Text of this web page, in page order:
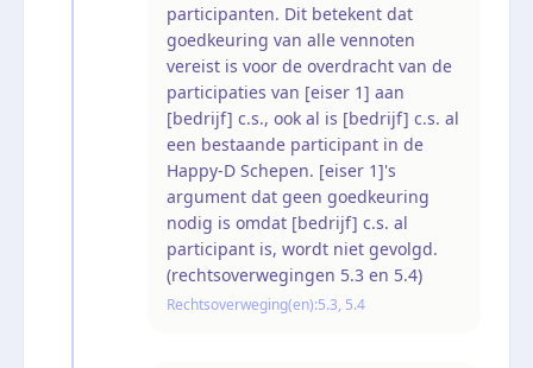
participanten. Dit betekent dat
goedkeuring van alle vennoten
vereist is voor de overdracht van de
participaties van [eiser 1] aan
[bedrijf] c.s., ook al is [bedrijf] c.s. al
een bestaande participant in de
Happy-D Schepen. [eiser 1]'s
argument dat geen goedkeuring
nodig is omdat [bedrijf] c.s. al
participant is, wordt niet gevolgd.
(rechtsoverwegingen 5.3 en 5.4)
Rechtsoverweging(en):5.3, 5.4